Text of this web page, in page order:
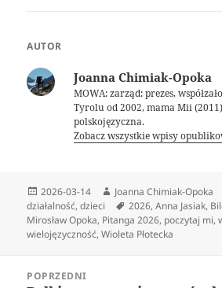
AUTOR
Joanna Chimiak-Opoka
MOWA: zarząd: prezes,
Tyrolu od 2002, mama Mii
polskojęzyczna.
Zobacz wszystkie wpisy
Data
publikacji
2026-03-14 Autor
Joanna Chimiak-Opoka
działalność,dzieci Tagi
2026,Anna Jasiak,
Mirosław Opoka, Pitanga 2026, poczytaj mi,
wielojęzyczność,Wioleta Płotecka
wpisuPOPRZEDNI